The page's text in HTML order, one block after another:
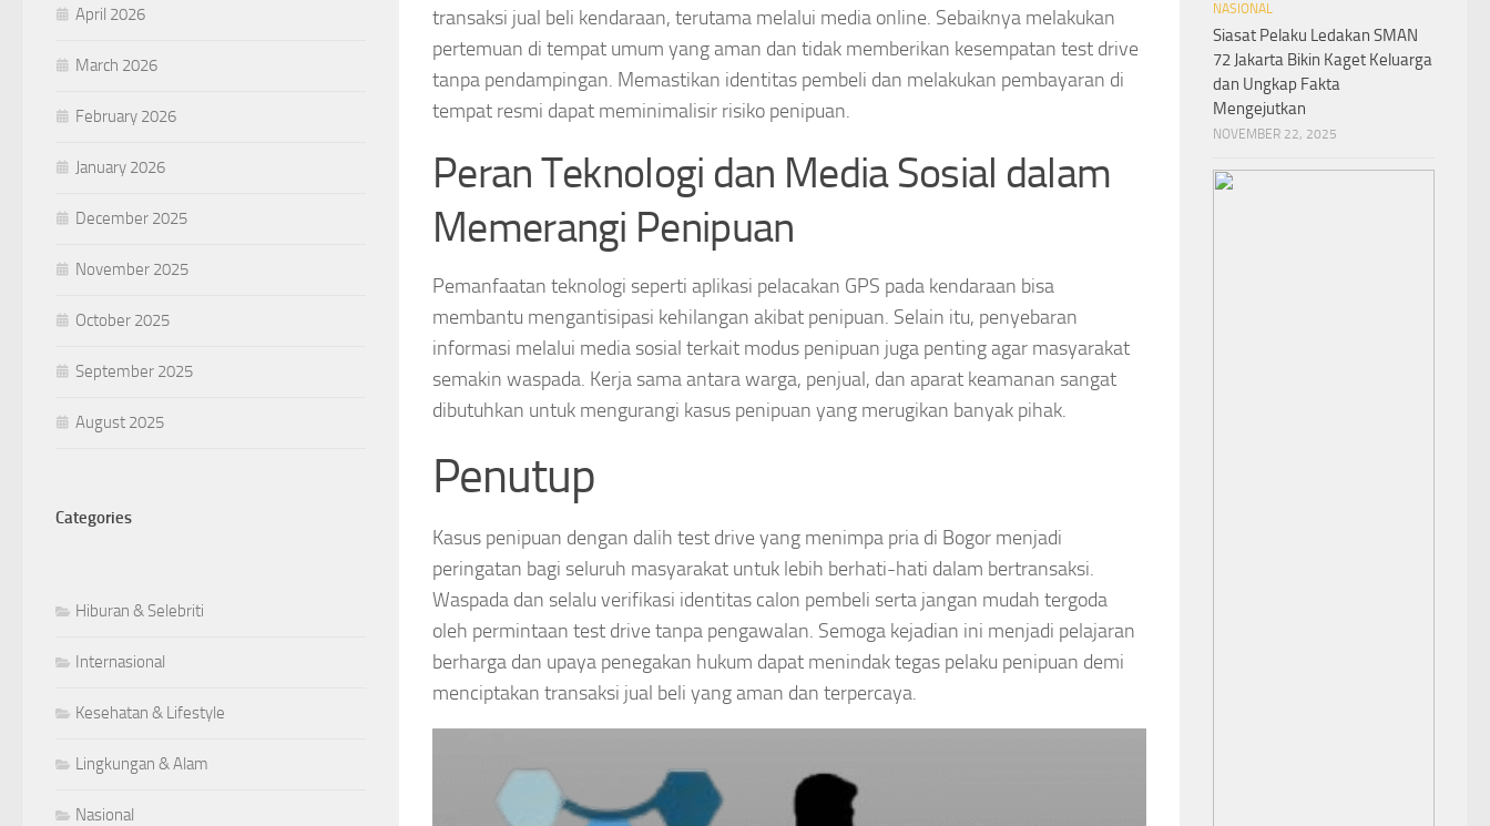
transaksi jual beli kendaraan, terutama melalui media online. Sebaiknya melakukan
pertemuan di tempat umum yang aman dan tidak memberikan kesempatan test drive
tanpa pendampingan. Memastikan identitas pembeli dan melakukan pembayaran di
tempat resmi dapat meminimalisir risiko penipuan.
Peran Teknologi dan Media Sosial dalam
Memerangi Penipuan
Pemanfaatan teknologi seperti aplikasi pelacakan GPS pada kendaraan bisa
membantu mengantisipasi kehilangan akibat penipuan. Selain itu, penyebaran
informasi melalui media sosial terkait modus penipuan juga penting agar masyarakat
semakin waspada. Kerja sama antara warga, penjual, dan aparat keamanan sangat
dibutuhkan untuk mengurangi kasus penipuan yang merugikan banyak pihak.
Penutup
Kasus penipuan dengan dalih test drive yang menimpa pria di Bogor menjadi
peringatan bagi seluruh masyarakat untuk lebih berhati-hati dalam bertransaksi.
Waspada dan selalu verifikasi identitas calon pembeli serta jangan mudah tergoda
oleh permintaan test drive tanpa pengawalan. Semoga kejadian ini menjadi pelajaran
berharga dan upaya penegakan hukum dapat menindak tegas pelaku penipuan demi
menciptakan transaksi jual beli yang aman dan terpercaya.
April 2026
March 2026
February 2026
January 2026
December 2025
November 2025
October 2025
September 2025
August 2025
Categories
Hiburan & Selebriti
Internasional
Kesehatan & Lifestyle
Lingkungan & Alam
Nasional
NASIONAL
Siasat Pelaku Ledakan SMAN
72 Jakarta Bikin Kaget Keluarga
dan Ungkap Fakta
Mengejutkan
NOVEMBER 22, 2025